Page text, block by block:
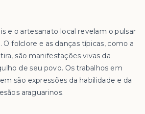
e o artesanato local revelam o pulsar
O folclore e as danças típicas, como a
são manifestações vivas da
de seu povo. Os trabalhos em
são expressões da habilidade e da
araguarinos.